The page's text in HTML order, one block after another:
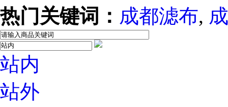
热门关键词： 成都滤布,
站内
站外